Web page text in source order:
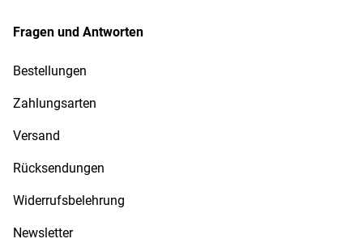
Fragen und Antworten
Bestellungen
Zahlungsarten
Versand
Rücksendungen
Widerrufsbelehrung
Newsletter